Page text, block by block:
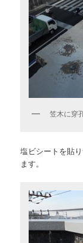
笠木に穿
塩ビシートを貼
ます。